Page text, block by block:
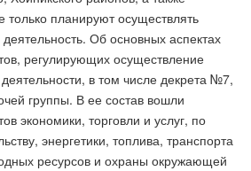
планируют осуществлять
Об основных аспектах
регулирующих осуществление
в том числе декрета №7,
группы. В ее состав вошли
экономики, торговли и услуг, по
энергетики, топлива, транспорта
ресурсов и охраны окружающей